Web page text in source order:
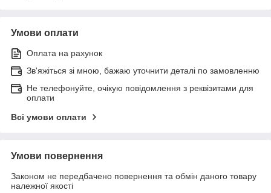
Умови оплати
Оплата на рахунок
Зв'яжіться зі мною, бажаю уточнити деталі по замовленню
Не телефонуйте, очікую повідомлення з реквізитами для
оплати
Всі умови оплати
Умови повернення
Законом не передбачено повернення та обмін даного товару
належної якості